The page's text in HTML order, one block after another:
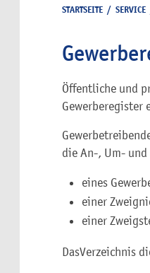
STARTSEITE / SERVICE
Öffentliche und
Gewerberegister
die An-, Um-
eines
einer
einer
DasVerzeichnis